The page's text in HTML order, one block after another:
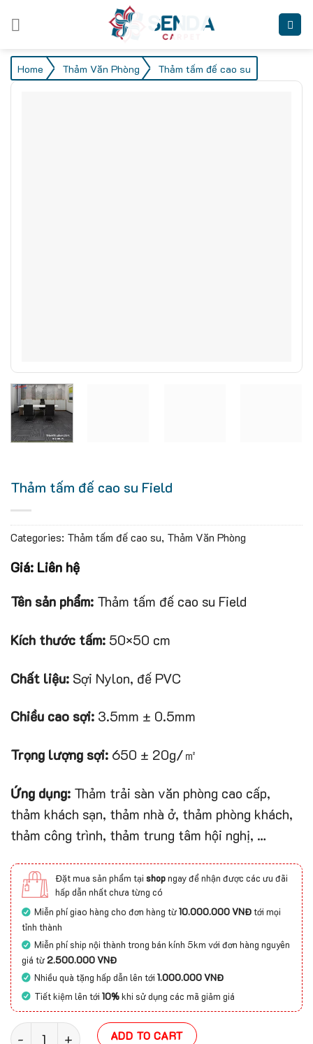
Home / Thảm Văn Phòng / Thảm tấm đế cao su
Thảm tấm đế cao su Field
Categories: Thảm tấm đế cao su, Thảm Văn Phòng
Giá: Liên hệ
Tên sản phẩm: Thảm tấm đế cao su Field
Kích thước tấm: 50×50 cm
Chất liệu: Sợi Nylon, đế PVC
Chiều cao sợi: 3.5mm ± 0.5mm
Trọng lượng sợi: 650 ± 20g/㎡
Ứng dụng: Thảm trải sàn văn phòng cao cấp,
thảm khách sạn, thảm nhà ở, thảm phòng khách,
thảm công trình, thảm trung tâm hội nghị, …
Đặt mua sản phẩm tại shopngay để nhận được các ưu đãi
hấp dẫn nhất chưa từng có
Miễn phí giao hàng cho đơn hàng từ10.000.000 VNĐtới mọi
tỉnh thành
Miễn phí ship nội thành trong bán kính 5km với đơn hàng nguyên
giá từ2.500.000 VNĐ
Nhiều quà tặng hấp dẫn lên tới1.000.000 VNĐ
Tiết kiệm lên tới10%khi sử dụng các mã giảm giá
Thảm tấm đế cao su Field quantity
ADD TO CART